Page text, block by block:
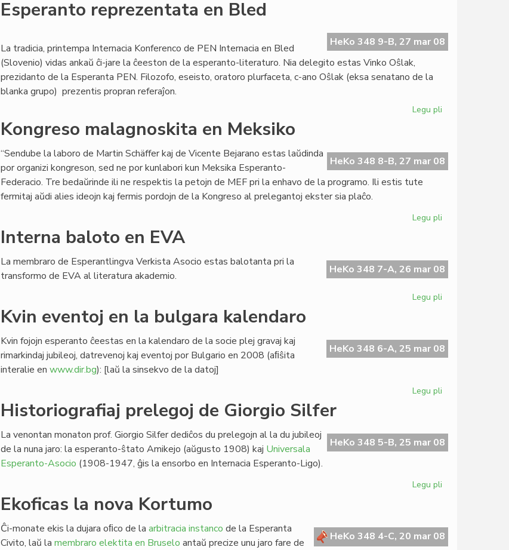
oficiale
agnoskita
Esperanto reprezentata en Bled
HeKo 348 9-B, 27 mar 08
La tradicia, printempa Internacia Konferenco de PEN Internacia en Bled
(Slovenio) vidas ankaŭ ĉi-jare la ĉeeston de la esperanto-literaturo. Nia delegito estas Vinko Oŝlak,
prezidanto de la Esperanta PEN. Filozofo, eseisto, oratoro plurfaceta, c-ano Oŝlak (eksa senatano de la
blanka grupo) prezentis propran referaĵon.
Legu pli
Bled
Kongreso malagnoskita en Meksiko
HeKo 348 8-B, 27 mar 08
“Sendube la laboro de Martin Schäffer kaj de Vicente Bejarano estas laŭdinda
por organizi kongreson, sed ne por kunlabori kun Meksika Esperanto-
Federacio. Tre bedaŭrinde ili ne respektis la petojn de MEF pri la enhavo de la programo. Ili estis tute
fermitaj aŭdi alies ideojn kaj fermis pordojn de la Kongreso al prelegantoj ekster sia plaĉo.
Legu pli
Meksiko
Interna baloto en EVA
HeKo 348 7-A, 26 mar 08
La membraro de Esperantlingva Verkista Asocio estas balotanta pri la
transformo de EVA al literatura akademio.
Legu pli
EVA
Kvin eventoj en la bulgara kalendaro
HeKo 348 6-A, 25 mar 08
Kvin fojojn esperanto ĉeestas en la kalendaro de la socie plej gravaj kaj
rimarkindaj jubileoj, datrevenoj kaj eventoj por Bulgario en 2008 (aﬁŝita
interalie en www.dir.bg): [laŭ la sinsekvo de la datoj]
Legu pli
la
bulgara
Historiografiaj prelegoj de Giorgio Silfer
HeKo 348 5-B, 25 mar 08
La venontan monaton prof. Giorgio Silfer dediĉos du prelegojn al la du jubileoj
de la nuna jaro: la esperanto-ŝtato Amikejo (aŭgusto 1908) kaj Universala
Esperanto-Asocio (1908-1947, ĝis la ensorbo en Internacia Esperanto-Ligo).
Legu pli
Giorgio
Silfer
Ekoficas la nova Kortumo
HeKo 348 4-C, 20 mar 08
Ĉi-monate ekis la dujara oﬁco de la arbitracia instanco de la Esperanta
Civito, laŭ la membraro elektita en Bruselo antaŭ precize unu jaro fare de